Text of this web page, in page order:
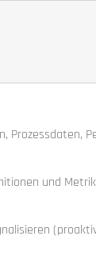
Prozessdaten,
und